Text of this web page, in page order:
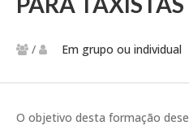
/ Em grupo ou individual
O objetivo desta formação